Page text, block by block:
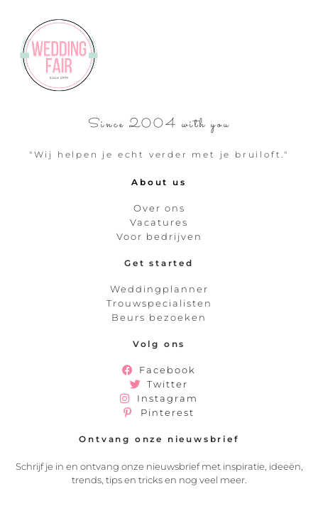
Since 2004 with you
"Wij helpen je echt verder met je bruiloft."
About us
Over ons
Vacatures
Voor bedrijven
Get started
Weddingplanner
Trouwspecialisten
Beurs bezoeken
Volg ons
Facebook
Twitter
Instagram
Pinterest
Ontvang onze nieuwsbrief
Schrijf je in en ontvang onze nieuwsbrief met inspiratie, ideeën,
trends, tips en tricks en nog veel meer.